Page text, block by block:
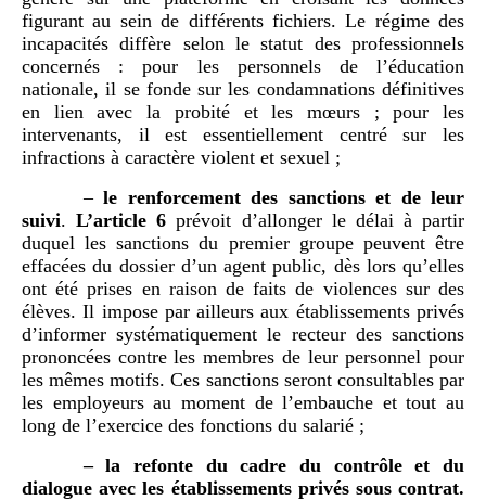
figurant au sein de différents fichiers. Le régime des
incapacités diffère selon le statut des professionnels
concernés : pour les personnels de l’éducation
nationale, il se fonde sur les condamnations définitives
en lien avec la probité et les mœurs ; pour les
intervenants, il est essentiellement centré sur les
infractions à caractère violent et sexuel ;
–le renforcement des sanctions et de leur
suivi.L’article 6 prévoit d’allonger le délai à partir
duquel les sanctions du premier groupe peuvent être
effacées du dossier d’un agent public, dès lors qu’elles
ont été prises en raison de faits de violences sur des
élèves. Il impose par ailleurs aux établissements privés
d’informer systématiquement le recteur des sanctions
prononcées contre les membres de leur personnel pour
les mêmes motifs. Ces sanctions seront consultables par
les employeurs au moment de l’embauche et tout au
long de l’exercice des fonctions du salarié ;
– la refonte du cadre du contrôle et du
dialogue avec les établissements privés sous contrat.